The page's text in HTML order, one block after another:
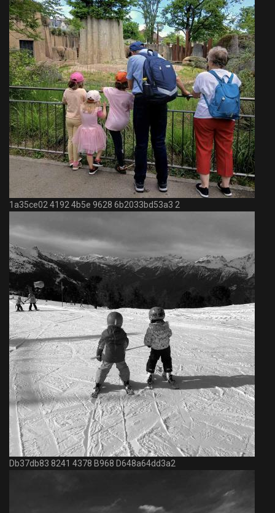
1a35ce02 4192 4b5e 9628 6b2033bd53a3 2
Db37db83 8241 4378 B968 D648a64dd3a2